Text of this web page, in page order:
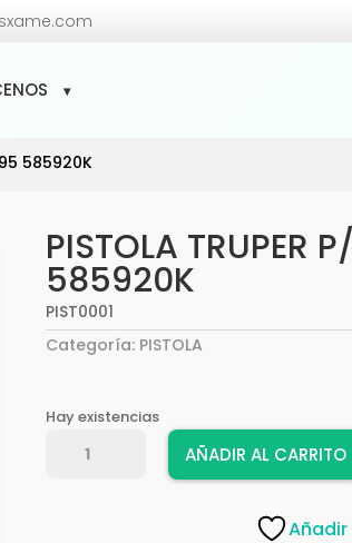
585920K
PISTOLA TRUPER
585920K
PIST0001
Categoría: PISTOLA
Hay existencias
TRUPER
AÑADIR AL CARRITO